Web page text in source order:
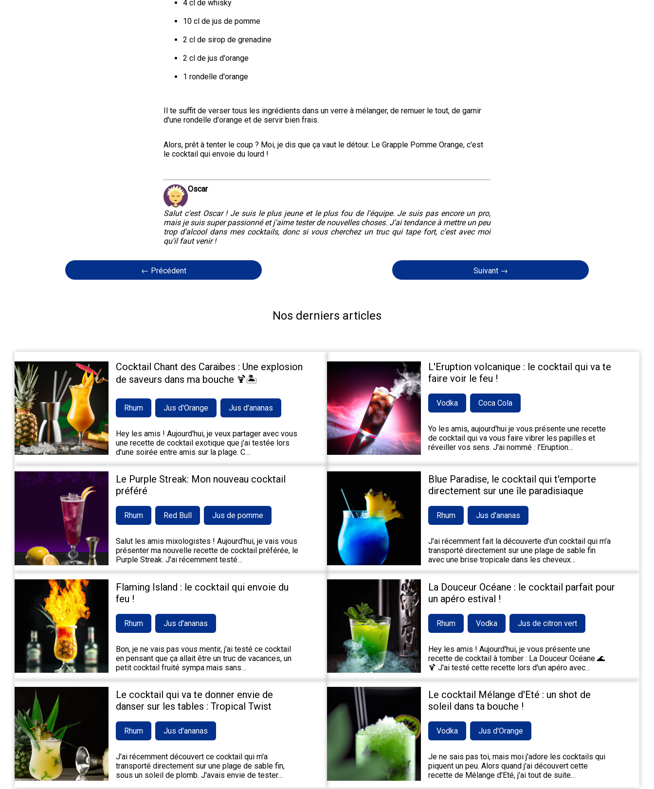
4 cl de whisky
10 cl de jus de pomme
2 cl de sirop de grenadine
2 cl de jus d'orange
1 rondelle d'orange
Il te suffit de verser tous les ingrédients dans un verre à mélanger, de remuer le tout, de garnir
d'une rondelle d'orange et de servir bien frais.
Alors, prêt à tenter le coup ? Moi, je dis que ça vaut le détour. Le Grapple Pomme Orange, c'est
le cocktail qui envoie du lourd !
Oscar
Salut c'est Oscar ! Je suis le plus jeune et le plus fou de l'équipe. Je suis pas encore un pro,
mais je suis super passionné et j'aime tester de nouvelles choses. J'ai tendance à mettre un peu
trop d'alcool dans mes cocktails, donc si vous cherchez un truc qui tape fort, c'est avec moi
qu'il faut venir !
← Précédent Suivant →
Nos derniers articles
Cocktail Chant des Caraïbes : Une explosion
de saveurs dans ma bouche 🍹🏝️
Rhum Jus d'Orange Jus d'ananas
Hey les amis ! Aujourd'hui, je veux partager avec vous
une recette de cocktail exotique que j'ai testée lors
d'une soirée entre amis sur la plage. C…
L'Eruption volcanique : le cocktail qui va te
faire voir le feu !
Vodka Coca Cola
Yo les amis, aujourd'hui je vous présente une recette
de cocktail qui va vous faire vibrer les papilles et
réveiller vos sens. J'ai nommé : l'Eruption…
Le Purple Streak: Mon nouveau cocktail
préféré
Rhum Red Bull Jus de pomme
Salut les amis mixologistes ! Aujourd'hui, je vais vous
présenter ma nouvelle recette de cocktail préférée, le
Purple Streak. J'ai récemment testé…
Blue Paradise, le cocktail qui t'emporte
directement sur une île paradisiaque
Rhum Jus d'ananas
J'ai récemment fait la découverte d'un cocktail qui m'a
transporté directement sur une plage de sable fin
avec une brise tropicale dans les cheveux…
Flaming Island : le cocktail qui envoie du
feu !
Rhum Jus d'ananas
Bon, je ne vais pas vous mentir, j'ai testé ce cocktail
en pensant que ça allait être un truc de vacances, un
petit cocktail fruité sympa mais sans…
La Douceur Océane : le cocktail parfait pour
un apéro estival !
Rhum Vodka Jus de citron vert
Hey les amis ! Aujourd'hui, je vous présente une
recette de cocktail à tomber : La Douceur Océane 🌊
🍹 J'ai testé cette recette lors d'un apéro avec…
Le cocktail qui va te donner envie de
danser sur les tables : Tropical Twist
Rhum Jus d'ananas
J'ai récemment découvert ce cocktail qui m'a
transporté directement sur une plage de sable fin,
sous un soleil de plomb. J'avais envie de tester…
Le cocktail Mélange d'Eté : un shot de
soleil dans ta bouche !
Vodka Jus d'Orange
Je ne sais pas toi, mais moi j'adore les cocktails qui
piquent un peu. Alors quand j'ai découvert cette
recette de Mélange d'Eté, j'ai tout de suite…